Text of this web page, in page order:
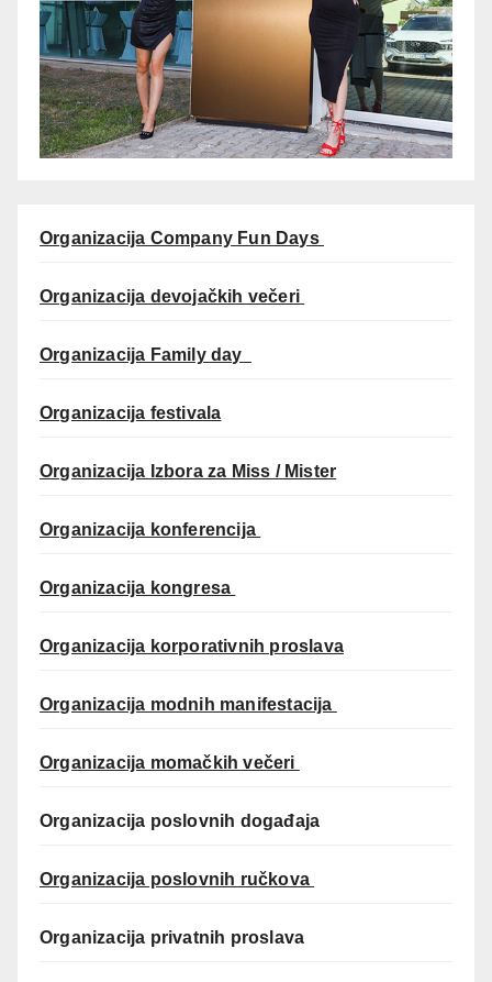
Organizacija Company Fun Days
Organizacija devojačkih večeri
Organizacija Family day
Organizacija festivala
Organizacija Izbora za Miss / Mister
Organizacija konferencija
Organizacija kongresa
Organizacija korporativnih proslava
Organizacija modnih manifestacija
Organizacija momačkih večeri
Organizacija poslovnih događaja
Organizacija poslovnih ručkova
Organizacija privatnih proslava